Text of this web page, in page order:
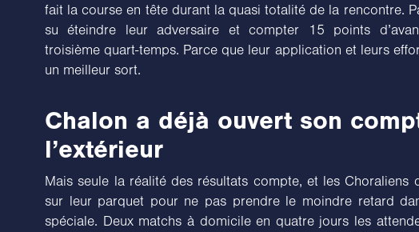
fait la course en tête durant la quasi totalité de la rencontre.
su éteindre leur adversaire et compter 15 points
troisième quart-temps. Parce que leur application et leurs
un meilleur sort.
Chalon a déjà ouvert son
l’extérieur
Mais seule la réalité des résultats compte, et les Choraliens
sur leur parquet pour ne pas prendre le moindre retard
spéciale. Deux matchs à domicile en quatre jours les